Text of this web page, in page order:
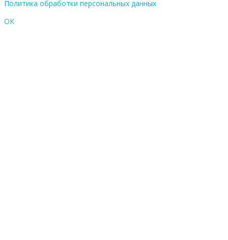
Политика обработки персональных данных
ОК